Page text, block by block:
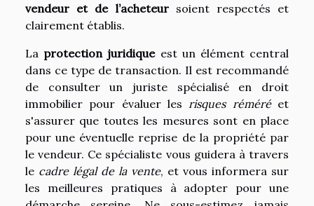
vendeur et de l’acheteursoient respectés et
clairement établis.
La protection juridiqueest un élément central
dans ce type de transaction. Il est recommandé
de consulter un juriste spécialisé en droit
immobilier pour évaluer lesrisques réméréet
s'assurer que toutes les mesures sont en place
pour une éventuelle reprise de la propriété par
le vendeur. Ce spécialiste vous guidera à travers
le cadre légal de la vente, et vous informera sur
les meilleures pratiques à adopter pour une